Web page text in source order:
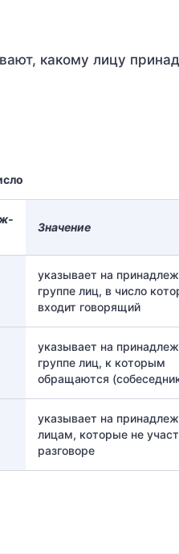
какому лицу
Значение
указывает на
группе лиц, в число
входит говорящий
указывает на
группе лиц, к которым
обращаются
указывает на
лицам, которые не
разговоре